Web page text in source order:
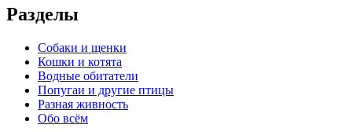
Разделы
Собаки и щенки
Кошки и котята
Водные обитатели
Попугаи и другие птицы
Разная живность
Обо всём